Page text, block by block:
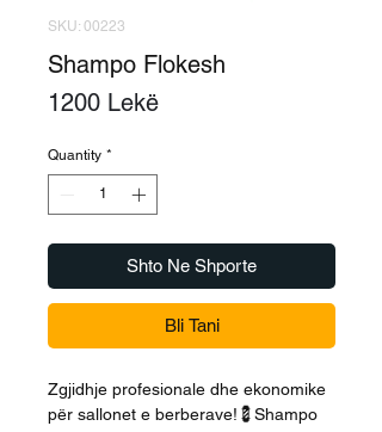
SKU: 00223
Shampo Flokesh
1200 LekëPrice
Quantity *
Shto Ne Shporte
Bli Tani
Zgjidhje profesionale dhe ekonomike
për sallonet e berberave!💈Shampo